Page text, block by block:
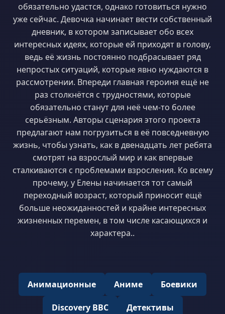
обязательно удастся, однако готовиться нужно
уже сейчас. Девочка начинает вести собственный
дневник, в котором записывает обо всех
интересных идеях, которые ей приходят в голову,
ведь её жизнь постоянно подбрасывает ряд
непростых ситуаций, которые явно нуждаются в
рассмотрении. Впереди главная героиня ещё не
раз столкнётся с трудностями, которые
обязательно станут для неё чем-то более
серьёзным. Авторы сценария этого проекта
предлагают нам погрузиться в её повседневную
жизнь, чтобы узнать, как в двенадцать лет ребята
смотрят на взрослый мир и как впервые
сталкиваются с проблемами взросления. Ко всему
прочему, у Елены начинается тот самый
переходный возраст, который приносит ещё
больше неожиданностей и крайне интересных
жизненных перемен, в том числе касающихся и
характера..
Анимационные Аниме Боевики
Discovery BBC Детективы